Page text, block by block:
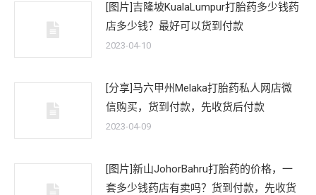
[图片]吉隆坡KualaLumpur打胎药多少钱药
店多少钱？最好可以货到付款
2023-04-10
[分享]马六甲州Melaka打胎药私人网店微
信购买，货到付款，先收货后付款
2023-04-09
[图片]新山JohorBahru打胎药的价格，一
套多少钱药店有卖吗？货到付款，先收货